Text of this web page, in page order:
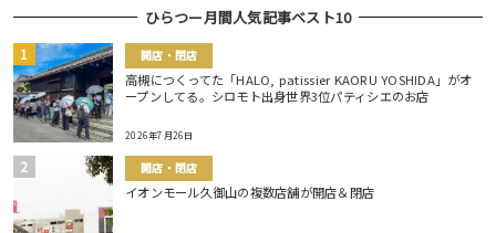
ひらつー月間人気記事ベスト10
開店・閉店
高槻につくってた「HALO, patissier KAORU YOSHIDA」がオ
ープンしてる。シロモト出身世界3位パティシエのお店
2026年7月26日
開店・閉店
イオンモール久御山の複数店舗が開店＆閉店